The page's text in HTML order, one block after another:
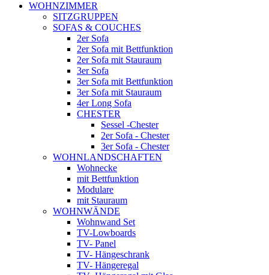
WOHNZIMMER
SITZGRUPPEN
SOFAS & COUCHES
2er Sofa
2er Sofa mit Bettfunktion
2er Sofa mit Stauraum
3er Sofa
3er Sofa mit Bettfunktion
3er Sofa mit Stauraum
4er Long Sofa
CHESTER
Sessel -Chester
2er Sofa - Chester
3er Sofa - Chester
WOHNLANDSCHAFTEN
Wohnecke
mit Bettfunktion
Modulare
mit Stauraum
WOHNWÄNDE
Wohnwand Set
TV-Lowboards
TV- Panel
TV- Hängeschrank
TV- Hängeregal